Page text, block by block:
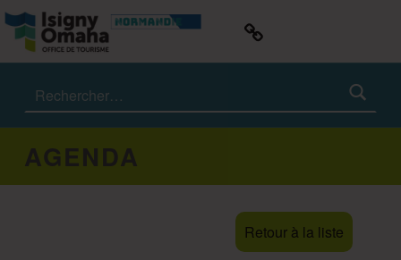
AGENDA
Retour à la liste